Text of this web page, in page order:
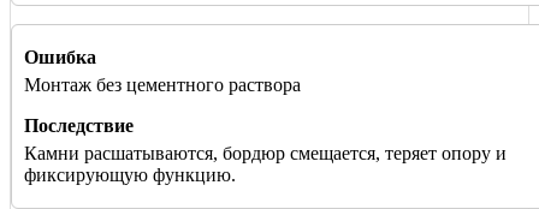
Монтаж без цементного раствора
Камни расшатываются, бордюр смещается, теряет опору и
фиксирующую функцию.